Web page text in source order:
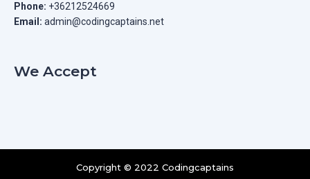
Phone: +36212524669
Email: admin@codingcaptains.net
We Accept
Copyright © 2022 Codingcaptains